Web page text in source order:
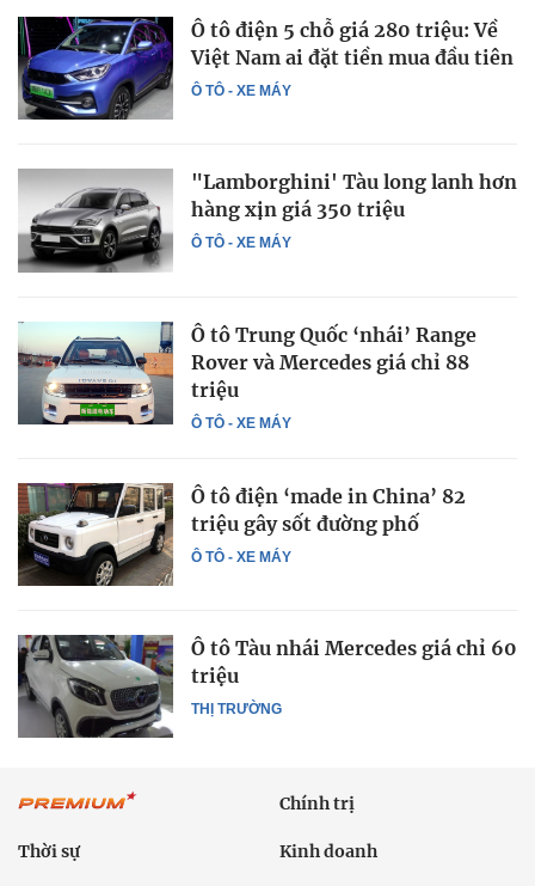
Ô TÔ - XE MÁY
Ô tô điện 5 chỗ giá 280 triệu: Về
Việt Nam ai đặt tiền mua đầu tiên
Ô TÔ - XE MÁY
"Lamborghini' Tàu long lanh hơn
hàng xịn giá 350 triệu
Ô TÔ - XE MÁY
Ô tô Trung Quốc ‘nhái’ Range
Rover và Mercedes giá chỉ 88
triệu
Ô TÔ - XE MÁY
Ô tô điện ‘made in China’ 82
triệu gây sốt đường phố
THỊ TRƯỜNG
Ô tô Tàu nhái Mercedes giá chỉ 60
triệu
Chính trị
Thời sự Kinh doanh